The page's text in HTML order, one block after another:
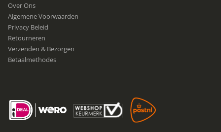
Over Ons
Algemene Voorwaarden
Privacy Beleid
Retourneren
Verzenden & Bezorgen
Betaalmethodes